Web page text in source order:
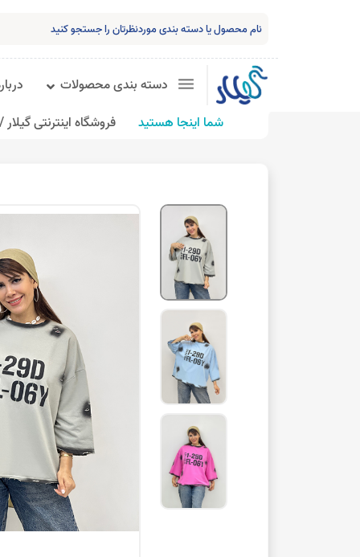
دسته بندی محصولات
شما اینجا هستید
فروشگاه اینترنتی گیلار /